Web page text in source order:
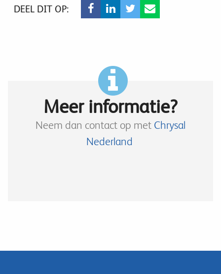
DEEL DIT OP:
Meer informatie?
Neem dan contact op met Chrysal
Nederland